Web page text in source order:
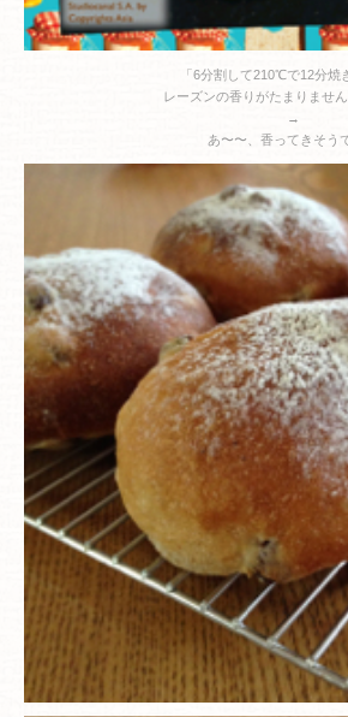
「6分割して210℃で12分焼
レーズンの香りがたまりませ
→
あ〜〜、香ってきそう